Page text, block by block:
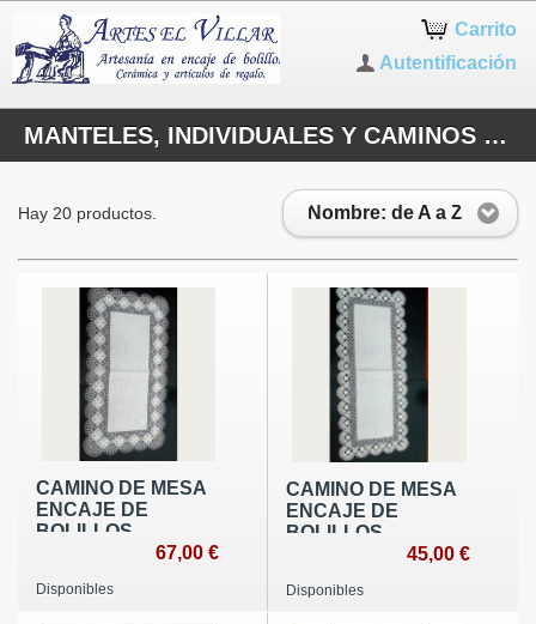
Carrito
Autentificación
MANTELES, INDIVIDUALES Y CAMINOS DE MESA
Nombre: de A a Z
Hay 20 productos.
CAMINO DE MESA
ENCAJE DE
BOLILLOS
67,00 €
Disponibles
CAMINO DE MESA
ENCAJE DE
BOLILLOS
45,00 €
Disponibles